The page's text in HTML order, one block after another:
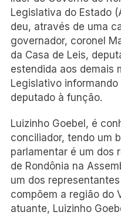
Legislativa do Estado
deu, através de uma
governador, coronel
da Casa de Leis,
estendida aos demais
Legislativo
deputado à função.
Luizinho Goebel, é
conciliador, tendo um
parlamentar é um dos
de Rondônia na
um dos
compõem a região do
atuante, Luizinho